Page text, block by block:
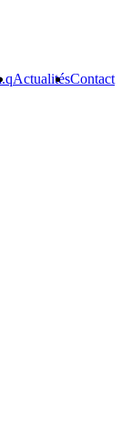
ActualitésContact